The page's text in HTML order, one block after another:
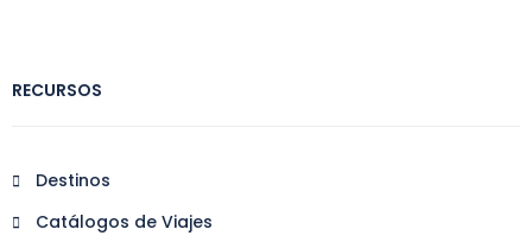
RECURSOS
Destinos
Catálogos de Viajes